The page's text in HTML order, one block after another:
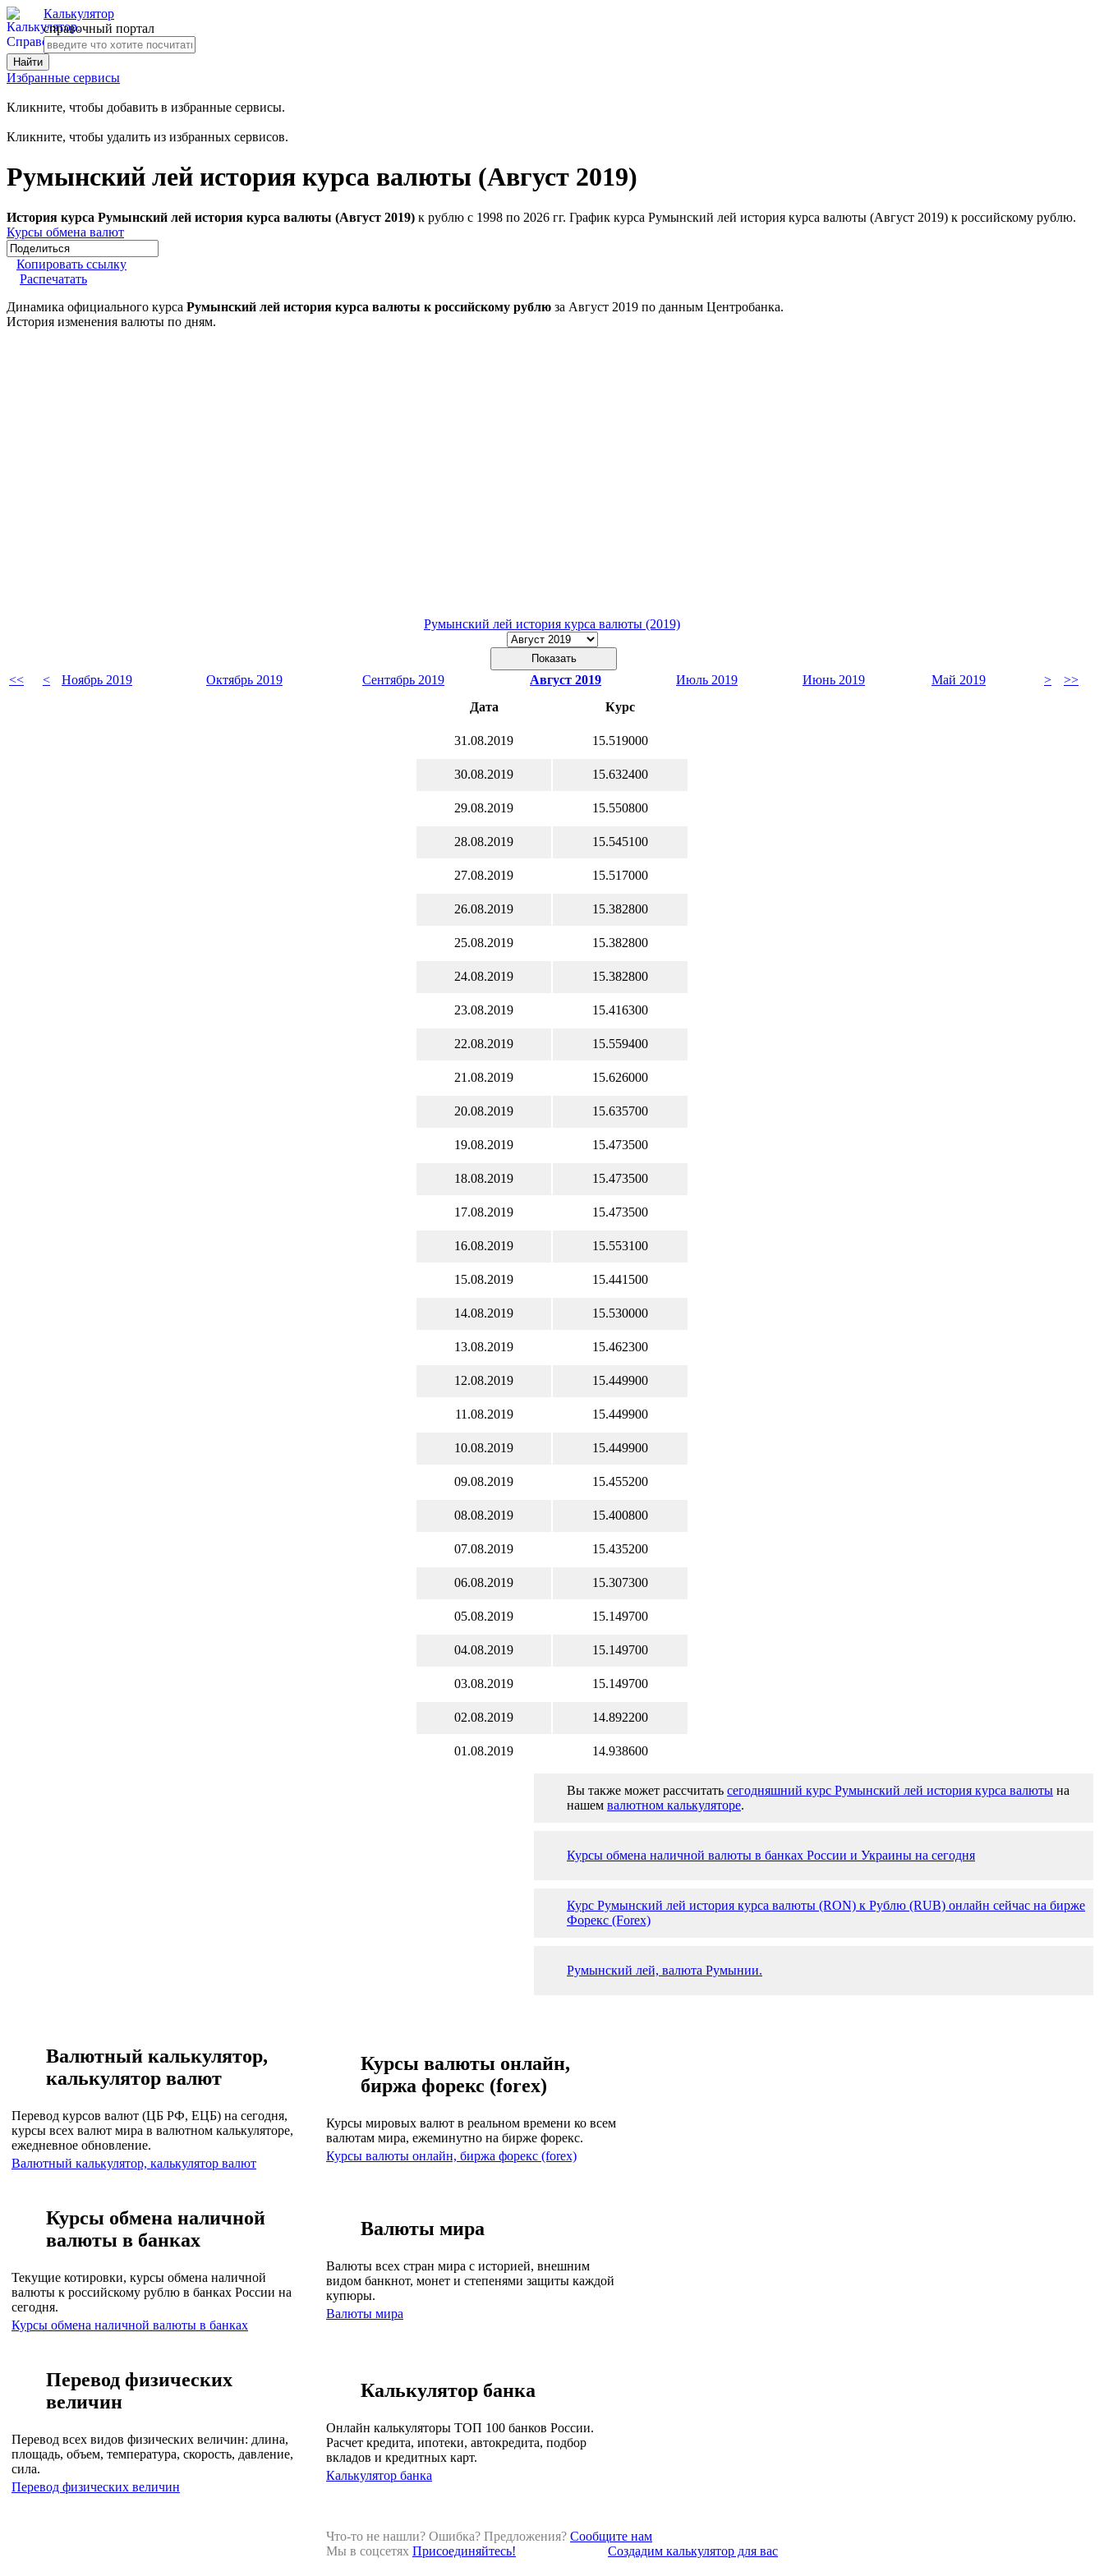
Калькулятор
справочный портал
Избранные сервисы
Кликните, чтобы добавить в избранные сервисы.
Кликните, чтобы удалить из избранных сервисов.
Румынский лей история курса валюты (Август 2019)
История курса Румынский лей история курса валюты (Август 2019) к рублю с 1998 по 2026 гг. График курса Румынский лей история курса валюты (Август 2019) к российскому рублю.
Курсы обмена валют
Копировать ссылку
Распечатать
Динамика официального курса Румынский лей история курса валюты к российскому рублю за Август 2019 по данным Центробанка.
История изменения валюты по дням.
Румынский лей история курса валюты (2019)
<< < Ноябрь 2019 Октябрь 2019 Сентябрь 2019 Август 2019 Июль 2019 Июнь 2019 Май 2019 >
>>
Дата
Курс
31.08.2019 15.519000
30.08.2019 15.632400
29.08.2019 15.550800
28.08.2019 15.545100
27.08.2019 15.517000
26.08.2019 15.382800
25.08.2019 15.382800
24.08.2019 15.382800
23.08.2019 15.416300
22.08.2019 15.559400
21.08.2019 15.626000
20.08.2019 15.635700
19.08.2019 15.473500
18.08.2019 15.473500
17.08.2019 15.473500
16.08.2019 15.553100
15.08.2019 15.441500
14.08.2019 15.530000
13.08.2019 15.462300
12.08.2019 15.449900
11.08.2019 15.449900
10.08.2019 15.449900
09.08.2019 15.455200
08.08.2019 15.400800
07.08.2019 15.435200
06.08.2019 15.307300
05.08.2019 15.149700
04.08.2019 15.149700
03.08.2019 15.149700
02.08.2019 14.892200
01.08.2019 14.938600
Вы также может рассчитать сегодняшний курс Румынский лей история курса валюты на
нашем валютном калькуляторе.
Курсы обмена наличной валюты в банках России и Украины на сегодня
Курс Румынский лей история курса валюты (RON) к Рублю (RUB) онлайн сейчас на бирже
Форекс (Forex)
Румынский лей, валюта Румынии.
Валютный калькулятор,
калькулятор валют
Перевод курсов валют (ЦБ РФ, ЕЦБ) на сегодня,
курсы всех валют мира в валютном калькуляторе,
ежедневное обновление.
Валютный калькулятор, калькулятор валют
Курсы валюты онлайн,
биржа форекс (forex)
Курсы мировых валют в реальном времени ко всем
валютам мира, ежеминутно на бирже форекс.
Курсы валюты онлайн, биржа форекс (forex)
Курсы обмена наличной
валюты в банках
Текущие котировки, курсы обмена наличной
валюты к российскому рублю в банках России на
сегодня.
Курсы обмена наличной валюты в банках
Валюты мира
Валюты всех стран мира с историей, внешним
видом банкнот, монет и степенями защиты каждой
купюры.
Валюты мира
Перевод физических
величин
Перевод всех видов физических величин: длина,
площадь, объем, температура, скорость, давление,
сила.
Перевод физических величин
Калькулятор банка
Онлайн калькуляторы ТОП 100 банков России.
Расчет кредита, ипотеки, автокредита, подбор
вкладов и кредитных карт.
Калькулятор банка
Что-то не нашли? Ошибка? Предложения? Сообщите нам
Мы в соцсетях Присоединяйтесь! Создадим калькулятор для вас